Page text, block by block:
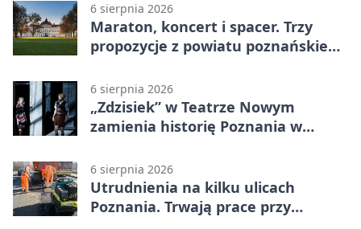
6 sierpnia 2026
Maraton, koncert i spacer. Trzy
propozycje z powiatu poznańskiego
6 sierpnia 2026
„Zdzisiek” w Teatrze Nowym
zamienia historię Poznania w
6 sierpnia 2026
Utrudnienia na kilku ulicach
Poznania. Trwają prace przy